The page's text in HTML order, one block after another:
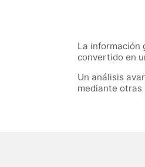
La información
convertido en
Un análisis
mediante otras